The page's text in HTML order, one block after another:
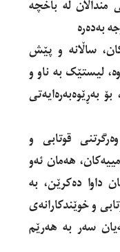
منداڵآن لە باخچە
بەدەرە
ساڵانە و پێش
لیستێک بە ناو و
بەڕێوەبەرەایەتی
قوتابی و
هەمان ئەو
داوا دەکرێن، بە
و خوێندکارانەی
سەر بە هەرێم